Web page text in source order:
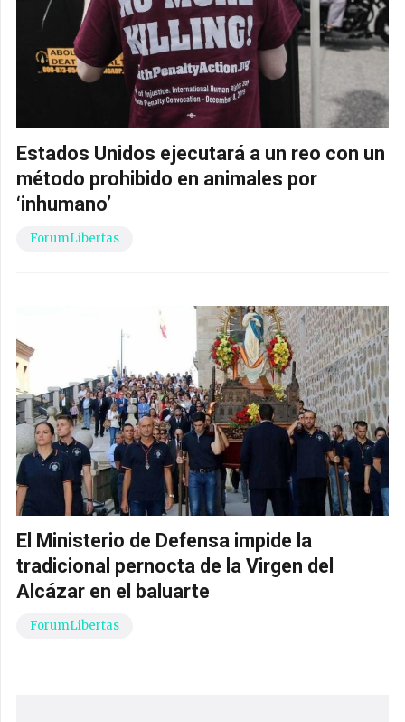
Estados Unidos ejecutará a un reo con un
método prohibido en animales por
‘inhumano’
ForumLibertas
El Ministerio de Defensa impide la
tradicional pernocta de la Virgen del
Alcázar en el baluarte
ForumLibertas